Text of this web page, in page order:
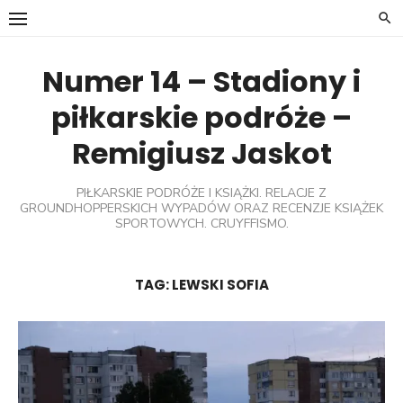
Skip
Numer 14 – Stadiony i
piłkarskie podróże –
Remigiusz Jaskot
PIŁKARSKIE PODRÓŻE I KSIĄŻKI. RELACJE Z
GROUNDHOPPERSKICH WYPADÓW ORAZ RECENZJE KSIĄŻEK
SPORTOWYCH. CRUYFFISMO.
TAG:LEWSKI SOFIA